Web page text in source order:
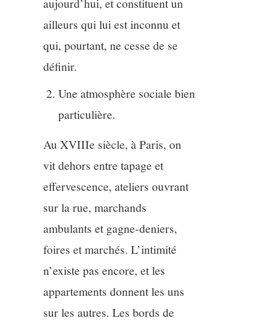
aujourd’hui, et constituent un
ailleurs qui lui est inconnu et
qui, pourtant, ne cesse de se
définir.
Une atmosphère sociale bien
particulière.
Au XVIIIe siècle, à Paris, on
vit dehors entre tapage et
effervescence, ateliers ouvrant
sur la rue, marchands
ambulants et gagne-deniers,
foires et marchés. L’intimité
n’existe pas encore, et les
appartements donnent les uns
sur les autres. Les bords de